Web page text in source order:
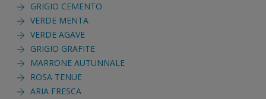
GRIGIO CEMENTO
VERDE MENTA
VERDE AGAVE
GRIGIO GRAFITE
MARRONE AUTUNNALE
ROSA TENUE
ARIA FRESCA